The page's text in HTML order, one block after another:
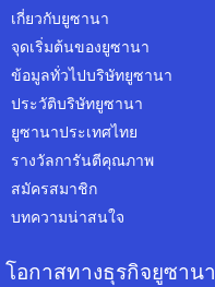
เกี่ยวกับยูซานา
จุดเริ่มต้นของยูซานา
ข้อมูลทั่วไปบริษัทยูซานา
ประวัติบริษัทยูซานา
ยูซานาประเทศไทย
รางวัลการันตีคุณภาพ
สมัครสมาชิก
บทความน่าสนใจ
โอกาสทางธุรกิจยูซานา